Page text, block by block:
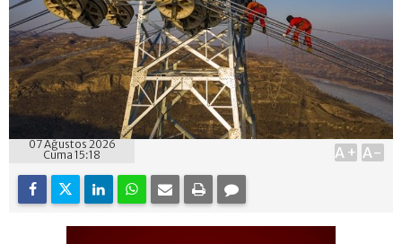
07 Ağustos 2026
Cuma 15:18
A+ A-